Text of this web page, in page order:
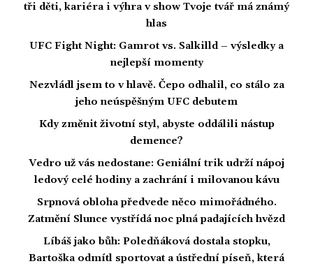
tři děti, kariéra i výhra v show Tvoje tvář má známý
hlas
UFC Fight Night: Gamrot vs. Salkilld – výsledky a
nejlepší momenty
Nezvládl jsem to v hlavě. Čepo odhalil, co stálo za
jeho neúspěšným UFC debutem
Kdy změnit životní styl, abyste oddálili nástup
demence?
Vedro už vás nedostane: Geniální trik udrží nápoj
ledový celé hodiny a zachrání i milovanou kávu
Srpnová obloha předvede něco mimořádného.
Zatmění Slunce vystřídá noc plná padajících hvězd
Líbáš jako bůh: Poledňáková dostala stopku,
Bartoška odmítl sportovat a ústřední píseň, která